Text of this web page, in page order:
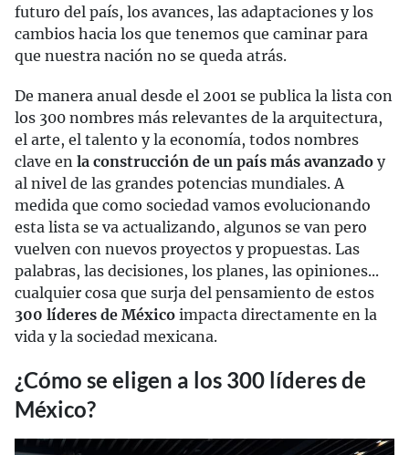
futuro del país, los avances, las adaptaciones y los
cambios hacia los que tenemos que caminar para
que nuestra nación no se queda atrás.
De manera anual desde el 2001 se publica la lista con
los 300 nombres más relevantes de la arquitectura,
el arte, el talento y la economía, todos nombres
clave en la construcción de un país más avanzado y
al nivel de las grandes potencias mundiales. A
medida que como sociedad vamos evolucionando
esta lista se va actualizando, algunos se van pero
vuelven con nuevos proyectos y propuestas. Las
palabras, las decisiones, los planes, las opiniones...
cualquier cosa que surja del pensamiento de estos
300 líderes de México impacta directamente en la
vida y la sociedad mexicana.
¿Cómo se eligen a los 300 líderes de
México?